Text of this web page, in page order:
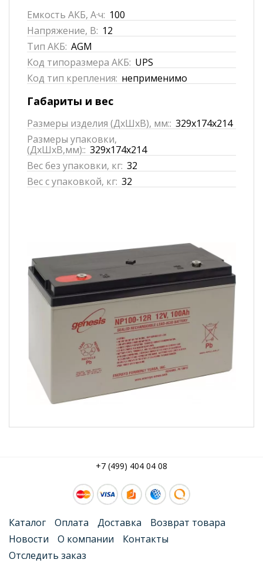
Емкость АКБ, А·ч: 100
Напряжение, В: 12
Тип АКБ: AGM
Код типоразмера АКБ: UPS
Код тип крепления: неприменимо
Габариты и вес
Размеры изделия (ДхШхВ), мм:: 329x174x214
Размеры упаковки,
(ДхШхВ,мм):: 329x174x214
Вес без упаковки, кг: 32
Вес с упаковкой, кг: 32
+7 (499) 404 04 08
Каталог Оплата Доставка
Возврат товара
Новости
О компании
Контакты
Отследить заказ